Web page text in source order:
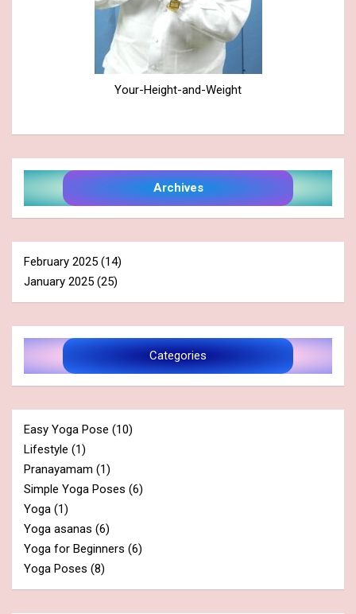
Your-Height-and-Weight
Archives
February 2025 (14)
January 2025 (25)
Categories
Easy Yoga Pose (10)
Lifestyle (1)
Pranayamam (1)
Simple Yoga Poses (6)
Yoga (1)
Yoga asanas (6)
Yoga for Beginners (6)
Yoga Poses (8)